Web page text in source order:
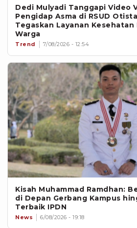
Dedi Mulyadi Tanggapi Video
Pengidap Asma di RSUD
Tegaskan Layanan Kesehatan
Warga
Trend 7/08/2026 - 12:54
Kisah Muhammad Ramdhan:
di Depan Gerbang Kampus
Terbaik IPDN
News 6/08/2026 - 19:18